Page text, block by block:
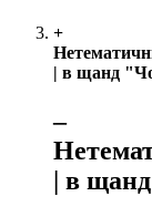
+
| в щанд
‒
| в